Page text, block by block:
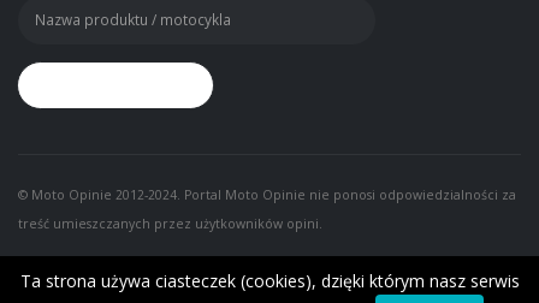
© Moto Opinie 2012-2024. Portal Moto Opinie nie ponosi odpowiedzialności za
treść umieszczanych przez użytkowników opini.
Ta strona używa ciasteczek (cookies), dzięki którym nasz serwis